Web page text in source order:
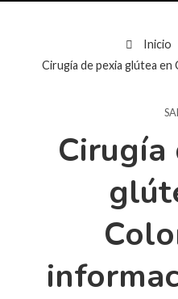
Inicio
Cirugía de pexia glútea
Cirugía